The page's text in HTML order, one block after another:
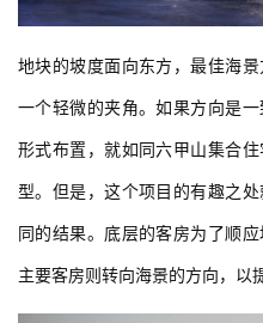
地块的坡度面向东方，最佳海
一个轻微的夹角。如果方向是
形式布置，就如同六甲山集合
型。但是，这个项目的有趣之
同的结果。底层的客房为了顺
主要客房则转向海景的方向，以